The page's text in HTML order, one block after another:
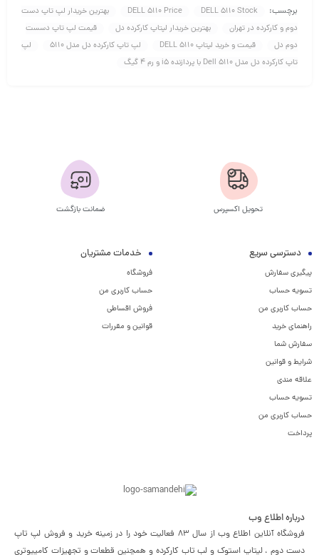
برچسب: DELL 5110 Price DELL 5110 Stock
بهترین خریدار لپ تاپ دست
دوم و کارکرده در تهران
بهترین خریدار لپتاپ کارکرده دل
قیمت لپ تاپ دسست
دوم دل
قیمت و خرید لپتاپ DELL 5110 لپ تاپ کارکرده دل مدل 5110
لپ
تاپ کارکرده دل مدل Dell 5110 با پردازنده i5 و رم 4 گیگ
تحویل اکسپرس ضمانت بازگشت
دسترسی سریع
پیگیری سفارش
تسویه حساب
حساب کاربری من
راهنمای خرید
سفارش شما
شرایط و قوانین
علاقه مندی
تسویه حساب
حساب کاربری من
پرداخت
خدمات مشتریان
فروشگاه
حساب کاربری من
فروش اقساطی
قوانین و مقررات
درباره اطلاع وب
فروشگاه آنلاین اطلاع وب از سال 83 فعالیت خود را در زمینه خرید و فروش لپ تاپ
دست دوم ، لپتاپ استوک و لب تاب کارکرده و همچنین قطعات و تجهیزات کامپیوتری